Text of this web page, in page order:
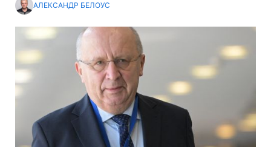
АЛЕКСАНДР БЕЛОУС